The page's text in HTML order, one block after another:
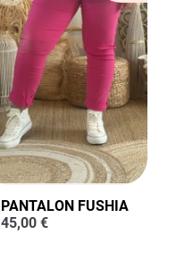
PANTALON FUSHIA
45,00 €